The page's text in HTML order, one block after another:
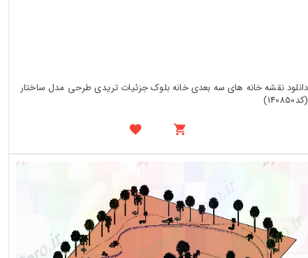
دانلود نقشه خانه های سه بعدی خانه بلوک جزئیات تریدی طرحی مدل ساختار
(کد140850)